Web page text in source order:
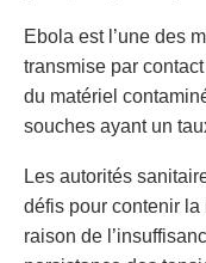
Ebola est l’une des
transmise par
du matériel
souches ayant un
Les autorités
défis pour contenir
raison de